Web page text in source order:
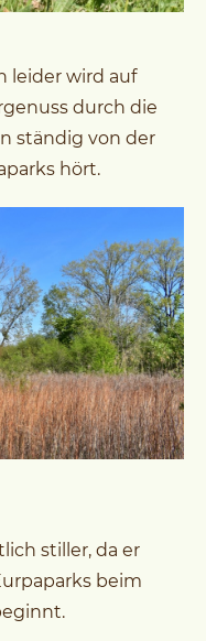
leider wird auf
durch die
ständig von der
hört.
stiller, da er
beim